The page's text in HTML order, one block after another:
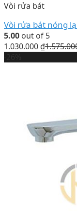
Vòi rửa bát
Vòi rửa bát nóng
5.00 out of 5
1.030.000 ₫